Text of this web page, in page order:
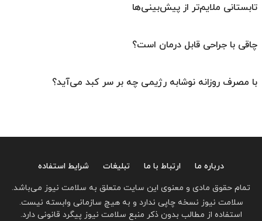
تابستانی ملایم‌تر از پیش‌بینی‌ها
چاقی با جراحی قابل درمان است؟
با مصرف روزانه نوشابه رژیمی چه بر سر کبد می‌آید؟
درباره ما ارتباط با ما تبلیغات
شرایط استفاده
تمام حقوق مادی و معنوی این سایت متعلق به سلامت نیوز می‌باشد.
سلامت نیوز نسخه چاپی ندارد و به هیچ سازمانی وابسته نیست.
استفاده از مطالب بدون ذکر منبع سلامت نیوز پیگرد قانونی دارد.